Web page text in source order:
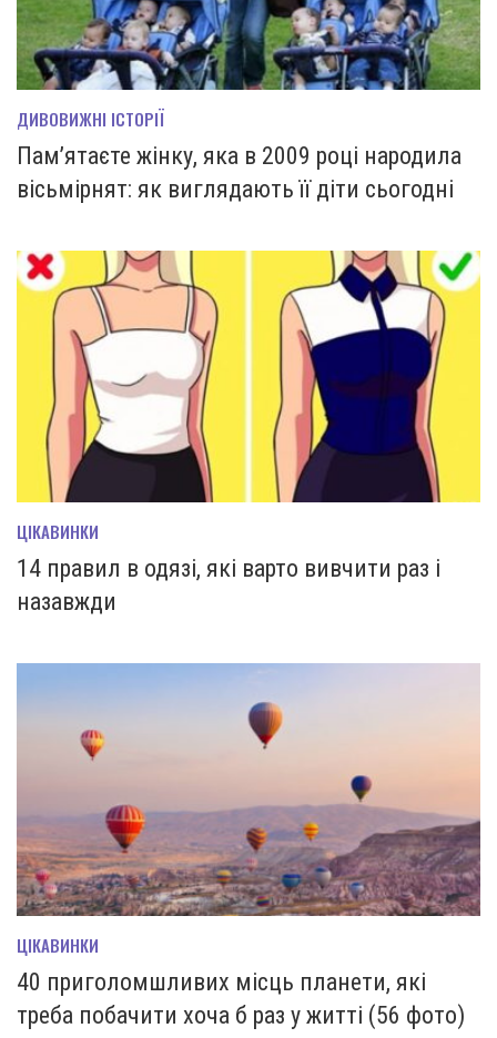
ДИВОВИЖНІ ІСТОРІЇ
Пам’ятаєте жінку, яка в 2009 році народила
вісьмірнят: як виглядають її діти сьогодні
ЦІКАВИНКИ
14 правил в одязі, які варто вивчити раз і
назавжди
ЦІКАВИНКИ
40 приголомшливих місць планети, які
треба побачити хоча б раз у житті (56 фото)